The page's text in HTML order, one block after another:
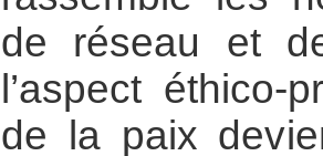
de réseau et
l’aspect éthico-
de la paix